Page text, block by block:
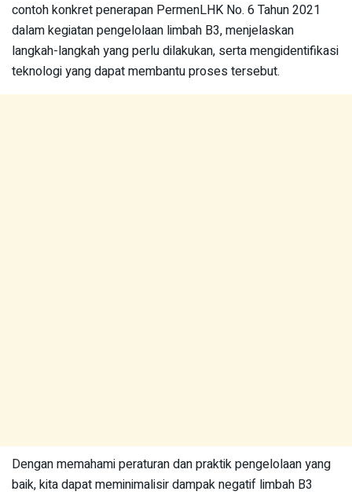
contoh konkret penerapan PermenLHK No. 6 Tahun 2021
dalam kegiatan pengelolaan limbah B3, menjelaskan
langkah-langkah yang perlu dilakukan, serta mengidentifikasi
teknologi yang dapat membantu proses tersebut.
Dengan memahami peraturan dan praktik pengelolaan yang
baik, kita dapat meminimalisir dampak negatif limbah B3